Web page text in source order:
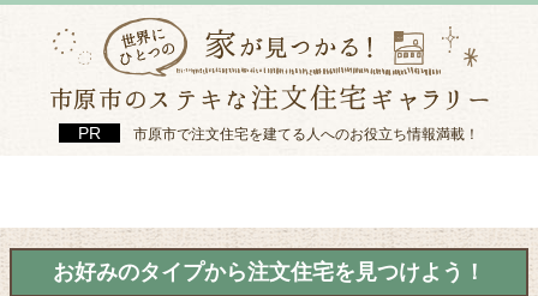
市原市で注文住宅を建てる人へのお役立ち情報満載！
お好みのタイプから注文住宅を見つけよう！